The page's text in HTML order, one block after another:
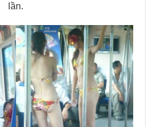
lần.